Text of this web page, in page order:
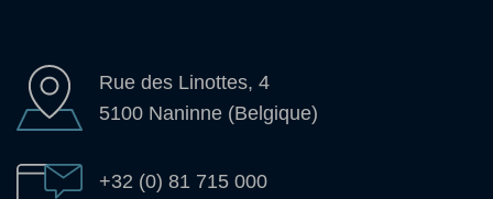
Rue des Linottes, 4
5100 Naninne (Belgique)
+32 (0) 81 715 000